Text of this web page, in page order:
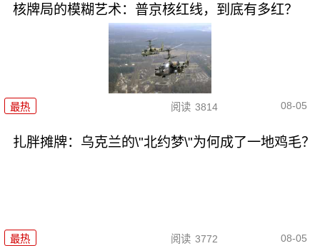
核牌局的模糊艺术：普京核红线，到底有多红？
最热 阅读 3814 08-05
扎胖摊牌：乌克兰的\"北约梦\"为何成了一地鸡毛？
最热 阅读 3772 08-05